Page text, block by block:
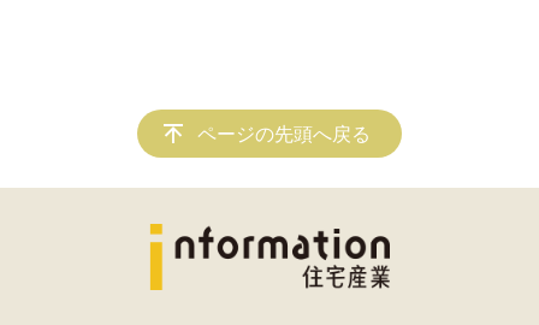
ページの先頭へ戻る